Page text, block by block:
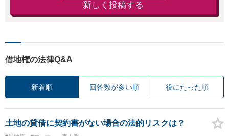
新しく投稿する
借地権の法律Q&A
新着順 回答数が多い順 役にたった順
土地の貸借に契約書がない場合の法的リスクは？